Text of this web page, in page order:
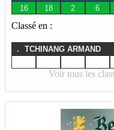
16 18 2 6
Classé en :
. TCHINANG ARMAND
Voir tous les